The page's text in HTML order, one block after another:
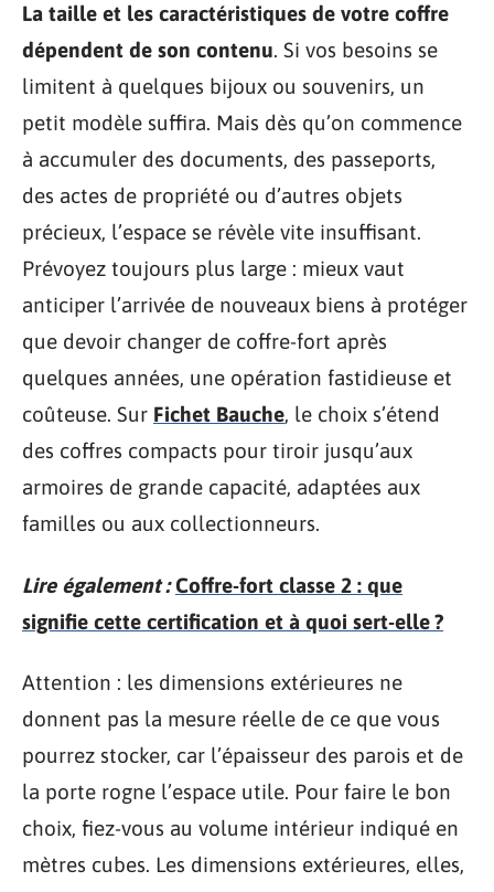
La taille et les caractéristiques de votre coffre
dépendent de son contenu. Si vos besoins se
limitent à quelques bijoux ou souvenirs, un
petit modèle suffira. Mais dès qu’on commence
à accumuler des documents, des passeports,
des actes de propriété ou d’autres objets
précieux, l’espace se révèle vite insuffisant.
Prévoyez toujours plus large : mieux vaut
anticiper l’arrivée de nouveaux biens à protéger
que devoir changer de coffre-fort après
quelques années, une opération fastidieuse et
coûteuse. Sur Fichet Bauche, le choix s’étend
des coffres compacts pour tiroir jusqu’aux
armoires de grande capacité, adaptées aux
familles ou aux collectionneurs.
Lire également : Coffre-fort classe 2 : que
signifie cette certification et à quoi sert-elle ?
Attention : les dimensions extérieures ne
donnent pas la mesure réelle de ce que vous
pourrez stocker, car l’épaisseur des parois et de
la porte rogne l’espace utile. Pour faire le bon
choix, fiez-vous au volume intérieur indiqué en
mètres cubes. Les dimensions extérieures, elles,